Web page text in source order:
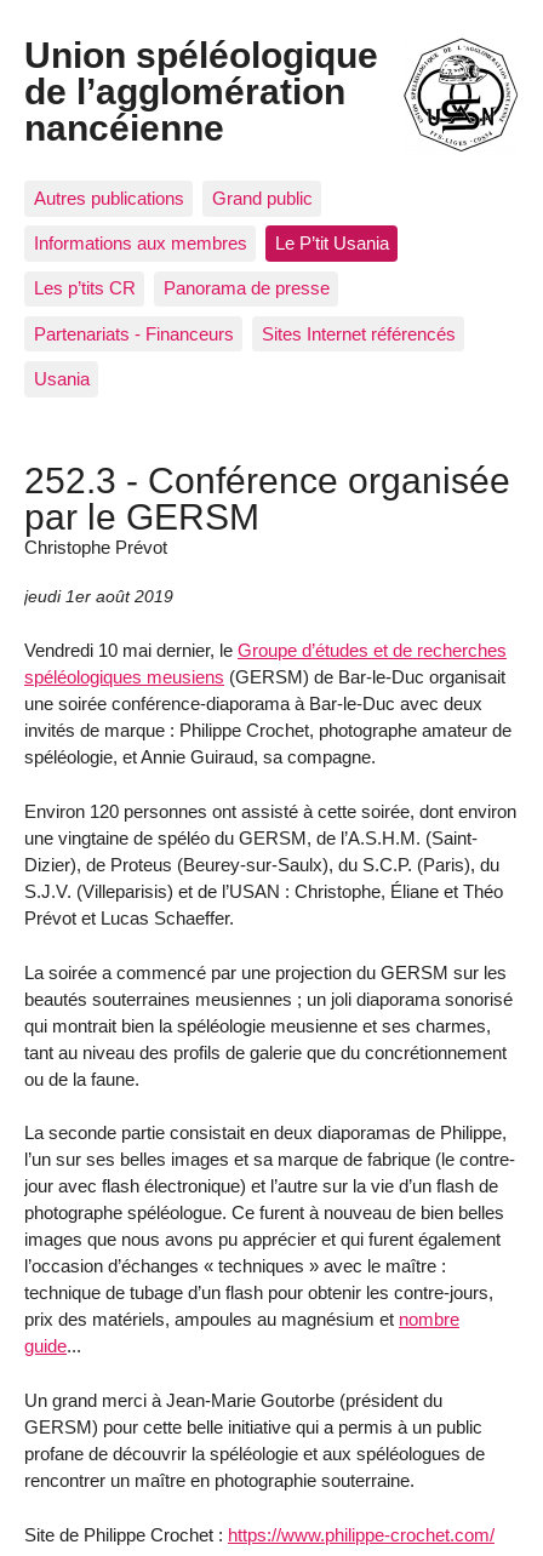
Union spéléologique
de l’agglomération
nancéienne
Autres publications Grand public
Informations aux membres Le P’tit Usania
Les p’tits CR Panorama de presse
Partenariats - Financeurs Sites Internet référencés
Usania
252.3 - Conférence organisée
par le GERSM
Christophe Prévot
jeudi 1er août 2019
Vendredi 10 mai dernier, le Groupe d’études et de recherches
spéléologiques meusiens (GERSM) de Bar-le-Duc organisait
une soirée conférence-diaporama à Bar-le-Duc avec deux
invités de marque : Philippe Crochet, photographe amateur de
spéléologie, et Annie Guiraud, sa compagne.
Environ 120 personnes ont assisté à cette soirée, dont environ
une vingtaine de spéléo du GERSM, de l’A.S.H.M. (Saint-
Dizier), de Proteus (Beurey-sur-Saulx), du S.C.P. (Paris), du
S.J.V. (Villeparisis) et de l’USAN : Christophe, Éliane et Théo
Prévot et Lucas Schaeffer.
La soirée a commencé par une projection du GERSM sur les
beautés souterraines meusiennes ; un joli diaporama sonorisé
qui montrait bien la spéléologie meusienne et ses charmes,
tant au niveau des profils de galerie que du concrétionnement
ou de la faune.
La seconde partie consistait en deux diaporamas de Philippe,
l’un sur ses belles images et sa marque de fabrique (le contre-
jour avec flash électronique) et l’autre sur la vie d’un flash de
photographe spéléologue. Ce furent à nouveau de bien belles
images que nous avons pu apprécier et qui furent également
l’occasion d’échanges « techniques » avec le maître :
technique de tubage d’un flash pour obtenir les contre-jours,
prix des matériels, ampoules au magnésium et nombre
guide...
Un grand merci à Jean-Marie Goutorbe (président du
GERSM) pour cette belle initiative qui a permis à un public
profane de découvrir la spéléologie et aux spéléologues de
rencontrer un maître en photographie souterraine.
Site de Philippe Crochet : https://www.philippe-crochet.com/